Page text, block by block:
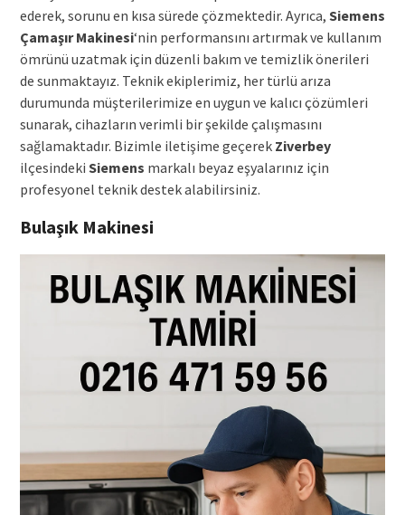
ederek, sorunu en kısa sürede çözmektedir. Ayrıca, Siemens
Çamaşır Makinesi‘nin performansını artırmak ve kullanım
ömrünü uzatmak için düzenli bakım ve temizlik önerileri
de sunmaktayız. Teknik ekiplerimiz, her türlü arıza
durumunda müşterilerimize en uygun ve kalıcı çözümleri
sunarak, cihazların verimli bir şekilde çalışmasını
sağlamaktadır. Bizimle iletişime geçerek Ziverbey
ilçesindeki Siemens markalı beyaz eşyalarınız için
profesyonel teknik destek alabilirsiniz.
Bulaşık Makinesi